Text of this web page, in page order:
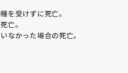
を受けずに死亡。
亡。
なかった場合の死亡。